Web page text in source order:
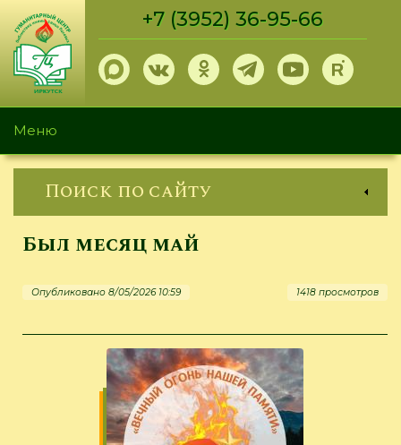
Перейти
основному
содержанию
+7 (3952) 36-95-66
Меню
Поиск по сайту
Был месяц май
Опубликовано 8/05/2026 10:59 1418 просмотров